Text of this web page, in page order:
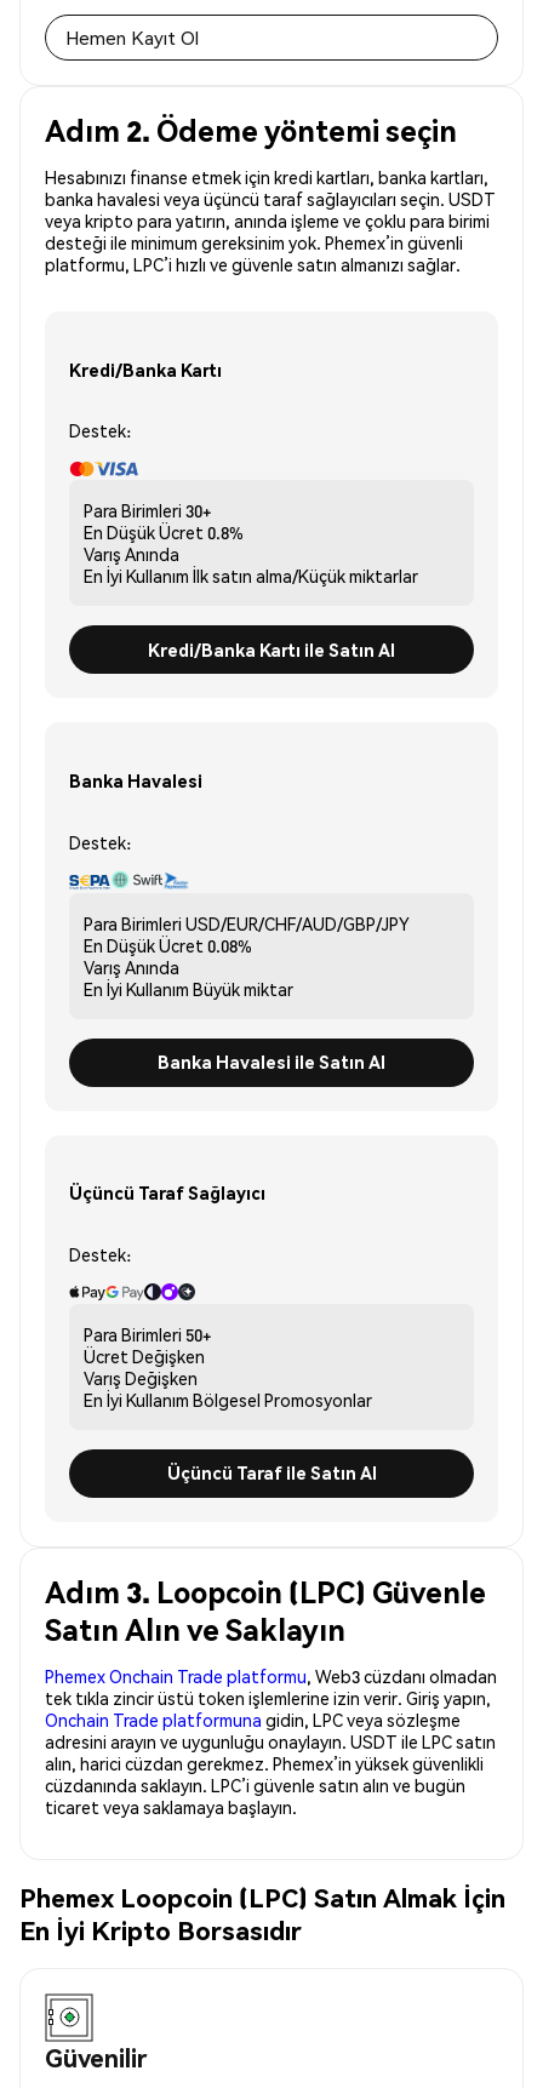
Hemen Kayıt Ol
Adım 2. Ödeme yöntemi seçin
Hesabınızı finanse etmek için kredi kartları, banka kartları,
banka havalesi veya üçüncü taraf sağlayıcıları seçin. USDT
veya kripto para yatırın, anında işleme ve çoklu para birimi
desteği ile minimum gereksinim yok. Phemex’in güvenli
platformu, LPC’i hızlı ve güvenle satın almanızı sağlar.
Kredi/Banka Kartı
Destek:
Para Birimleri 30+
En Düşük Ücret 0.8%
Varış Anında
En İyi Kullanım İlk satın alma/Küçük miktarlar
Kredi/Banka Kartı ile Satın Al
Banka Havalesi
Destek:
Para Birimleri USD/EUR/CHF/AUD/GBP/JPY
En Düşük Ücret 0.08%
Varış Anında
En İyi Kullanım Büyük miktar
Banka Havalesi ile Satın Al
Üçüncü Taraf Sağlayıcı
Destek:
Para Birimleri 50+
Ücret Değişken
Varış Değişken
En İyi Kullanım Bölgesel Promosyonlar
Üçüncü Taraf ile Satın Al
Adım 3. Loopcoin (LPC) Güvenle
Satın Alın ve Saklayın
Phemex Onchain Trade platformu, Web3 cüzdanı olmadan
tek tıkla zincir üstü token işlemlerine izin verir. Giriş yapın,
Onchain Trade platformuna gidin, LPC veya sözleşme
adresini arayın ve uygunluğu onaylayın. USDT ile LPC satın
alın, harici cüzdan gerekmez. Phemex’in yüksek güvenlikli
cüzdanında saklayın. LPC’i güvenle satın alın ve bugün
ticaret veya saklamaya başlayın.
Phemex Loopcoin (LPC) Satın Almak İçin
En İyi Kripto Borsasıdır
Güvenilir